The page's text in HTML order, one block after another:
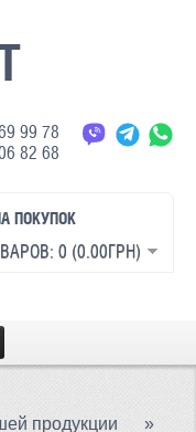
99 78
82 68
ПОКУПОК
0 (0.00ГРН)
продукции »